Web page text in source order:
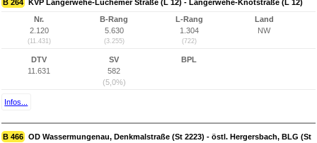
B 264 KVP Langerwehe-Luchemer Straße (L 12) - Langerwehe-Knotstraße (L 12)
Nr.
2.120
(11.431)
B-Rang
5.630
(3.255)
L-Rang
1.304
(722)
Land
NW
DTV
11.631
SV
582
(5,0%)
BPL
Infos...
B 466 OD Wassermungenau, Denkmalstraße (St 2223) - östl. Hergersbach, BLG (St